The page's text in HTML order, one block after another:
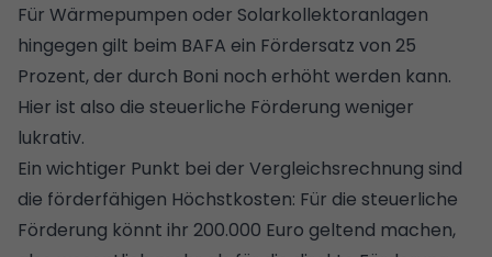
Für Wärmepumpen oder Solarkollektoranlagen
hingegen gilt beim BAFA ein Fördersatz von 25
Prozent, der durch Boni noch erhöht werden kann.
Hier ist also die steuerliche Förderung weniger
lukrativ.
Ein wichtiger Punkt bei der Vergleichsrechnung sind
die förderfähigen Höchstkosten: Für die steuerliche
Förderung könnt ihr 200.000 Euro geltend machen,